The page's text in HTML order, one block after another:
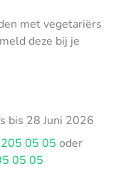
met vegetariërs
deze bij je
bis 28 Juni 2026
05 05 oder
05 05